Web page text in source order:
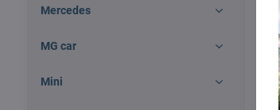
Mercedes
MG car
Mini